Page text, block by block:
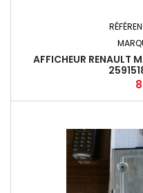
AFFICHEUR